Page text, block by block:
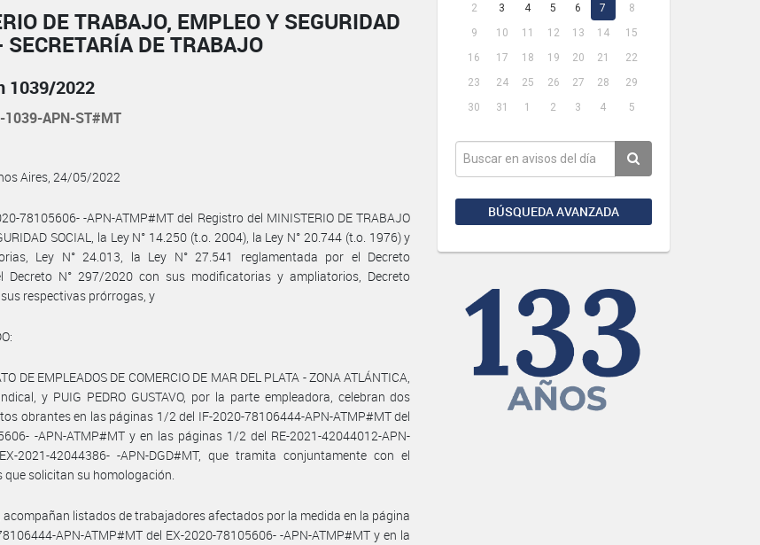
2
3 4 5 6 7
8
9
10 11 12 13 14
15
16
17 18 19 20 21
22
23
24 25 26 27 28
29
30
31 1 2 3 4 5
BÚSQUEDA AVANZADA
DE TRABAJO, EMPLEO Y SEGURIDAD
SECRETARÍA DE TRABAJO
1039/2022
1039-APN-ST#MT
Aires, 24/05/2022
78105606- -APN-ATMP#MT del Registro del MINISTERIO DE TRABAJO
SOCIAL, la Ley N° 14.250 (t.o. 2004), la Ley N° 20.744 (t.o. 1976) y
Ley N° 24.013, la Ley N° 27.541 reglamentada por el Decreto
Decreto N° 297/2020 con sus modificatorias y ampliatorios, Decreto
respectivas prórrogas, y
DE EMPLEADOS DE COMERCIO DE MAR DEL PLATA - ZONA ATLÁNTICA,
y PUIG PEDRO GUSTAVO, por la parte empleadora, celebran dos
obrantes en las páginas 1/2 del IF-2020-78106444-APN-ATMP#MT del
-APN-ATMP#MT y en las páginas 1/2 del RE-2021-42044012-APN-
2021-42044386- -APN-DGD#MT, que tramita conjuntamente con el
que solicitan su homologación.
acompañan listados de trabajadores afectados por la medida en la página
APN-ATMP#MT del EX-2020-78105606- -APN-ATMP#MT y en la